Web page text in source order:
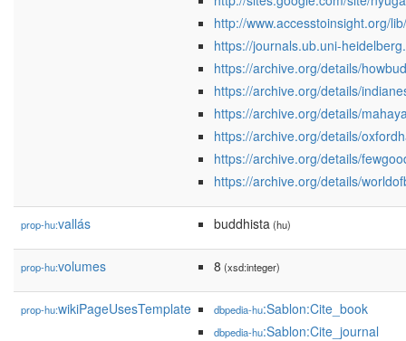
http://www.accesstoinsight.org/
https://journals.ub.uni-
https://archive.org/details/
https://archive.org/details/
https://archive.org/details/
https://archive.org/details/
https://archive.org/details/
https://archive.org/details/
prop-hu:vallás buddhista(hu)
prop-hu:volumes 8 (xsd:integer)
prop-hu:wikiPageUsesTemplate dbpedia-hu:Sablon:Cite_book
dbpedia-hu:Sablon:Cite_journal